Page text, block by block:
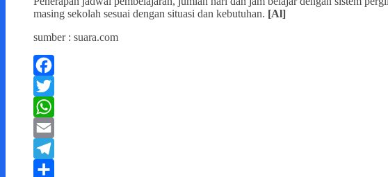
masing sekolah sesuai dengan situasi dan kebutuhan. [Al]
sumber : suara.com
Facebook
Twitter
WhatsApp
Email
Telegram